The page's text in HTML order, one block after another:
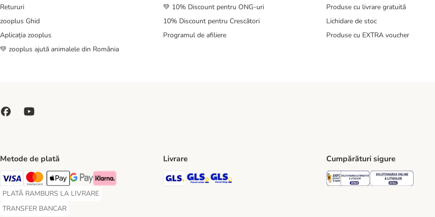
Retururi
zooplus Ghid
Aplicația zooplus
💚 zooplus ajută animalele din România
💚 10% Discount pentru ONG-uri
10% Discount pentru Crescători
Programul de afiliere
Produse cu livrare gratuită
Lichidare de stoc
Produse cu EXTRA voucher
Metode de plată
Visa Payment Method
Master Card Payment Method
Apple Pay Payment Method
Google Pay Payment Method
Klarna Payment Method
PLATĂ RAMBURS LA LIVRARE
PLATĂ RAMBURS LA LIVRARE Payment Method
TRANSFER BANCAR
TRANSFER BANCAR Payment Method
Livrare
GLS Shipping Method
GLS Locker Shipping Method
GLS Parcel Shop Shipping Method
Cumpărături sigure
Security